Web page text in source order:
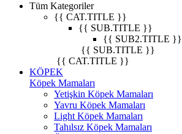
Tüm Kategoriler
{{ CAT.TITLE }}
{{ SUB.TITLE }}
{{ SUB2.TITLE }}
{{ SUB.TITLE }}
{{ CAT.TITLE }}
KÖPEK
Köpek Mamaları
Yetişkin Köpek Mamaları
Yavru Köpek Mamaları
Light Köpek Mamaları
Tahılsız Köpek Mamaları